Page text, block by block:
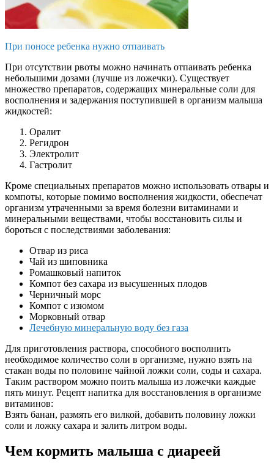
При поносе ребенка нужно отпаивать
При отсутствии рвоты можно начинать отпаивать ребенка
небольшими дозами (лучше из ложечки). Существует
множество препаратов, содержащих минеральные соли для
восполнения и задержания поступившей в организм малыша
жидкостей:
Оралит
Регидрон
Электролит
Гастролит
Кроме специальных препаратов можно использовать отвары и
компоты, которые помимо восполнения жидкости, обеспечат
организм утраченными за время болезни витаминами и
минеральными веществами, чтобы восстановить силы и
бороться с последствиями заболевания:
Отвар из риса
Чай из шиповника
Ромашковый напиток
Компот без сахара из высушенных плодов
Черничный морс
Компот с изюмом
Морковный отвар
Лечебную минеральную воду без газа
Для приготовления раствора, способного восполнить
необходимое количество соли в организме, нужно взять на
стакан воды по половине чайной ложки соли, соды и сахара.
Таким раствором можно поить малыша из ложечки каждые
пять минут. Рецепт напитка для восстановления в организме
витаминов:
Взять банан, размять его вилкой, добавить половину ложки
соли и ложку сахара и залить литром воды.
Чем кормить малыша с диареей